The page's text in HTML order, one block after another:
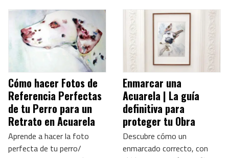
Cómo hacer Fotos de
Referencia Perfectas
de tu Perro para un
Retrato en Acuarela
Aprende a hacer la foto
perfecta de tu perro/
Enmarcar una
Acuarela | La guía
definitiva para
proteger tu Obra
Descubre cómo un
enmarcado correcto, con